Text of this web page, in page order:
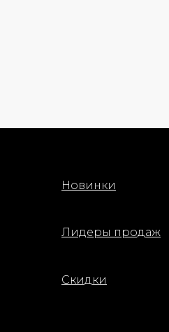
Новинки
Лидеры продаж
Скидки